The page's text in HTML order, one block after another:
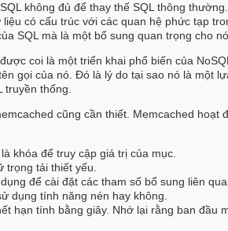
không đủ để thay thế SQL thông
có cấu trúc với các quan hệ phức tạp
SQL mà là một bổ sung quan trọng cho nó.
coi là một triển khai phổ biến của
gọi của nó. Đó là lý do tại sao nó là một
truyền thống.
cũng cần thiết. Memcached hoạt
khóa để truy cậpgiá trị của mục.
tải thiết yếu.
để cài đặt các tham số bổ sung liên
dụng tính năng nén hay không.
hạn tính bằng giây. Nhớ lại rằng ban đầu